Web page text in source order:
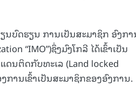
ບົດຮຽນ ການເປັນສະມາຊິກ ອົງກາ
“IMO”)ຊຶ່ງມົງໂກລີ ໄດ້ເຂົ້າເປັນ
ດນຕິດກັບທະເລ (Land locked
ານເຂົ້າເປັນສະມາຊິກຂອງອົງການ.